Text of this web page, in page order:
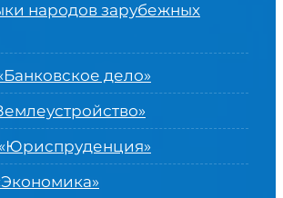
народов зарубежных
дело»